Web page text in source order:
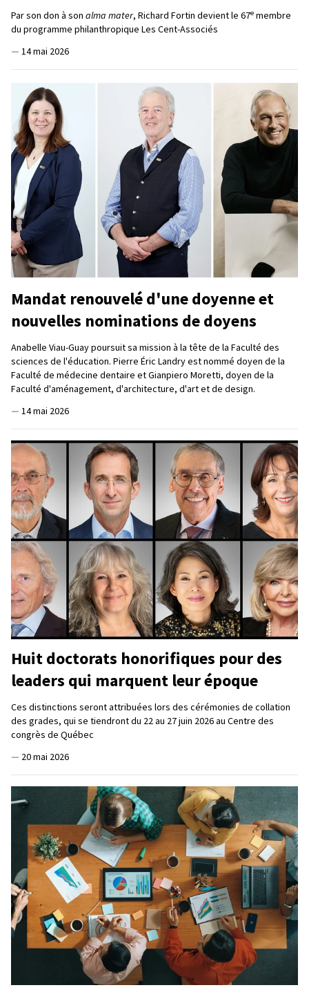
Par son don à son alma mater, Richard Fortin devient le 67e membre
du programme philanthropique Les Cent-Associés
— 14 mai 2026
Mandat renouvelé d'une doyenne et
nouvelles nominations de doyens
Anabelle Viau-Guay poursuit sa mission à la tête de la Faculté des
sciences de l'éducation. Pierre Éric Landry est nommé doyen de la
Faculté de médecine dentaire et Gianpiero Moretti, doyen de la
Faculté d'aménagement, d'architecture, d'art et de design.
— 14 mai 2026
Huit doctorats honorifiques pour des
leaders qui marquent leur époque
Ces distinctions seront attribuées lors des cérémonies de collation
des grades, qui se tiendront du 22 au 27 juin 2026 au Centre des
congrès de Québec
— 20 mai 2026